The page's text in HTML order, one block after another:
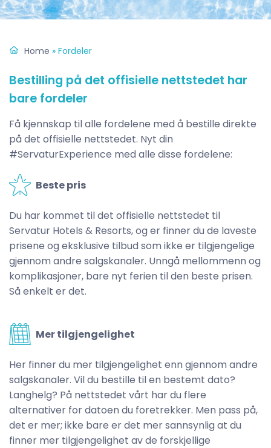
Home » Fordeler
Bestilling på det offisielle nettstedet har
bare fordeler
Få kjennskap til alle fordelene med å bestille direkte
på det offisielle nettstedet. Nyt din
#ServaturExperience med alle disse fordelene:
Beste pris
Du har kommet til det offisielle nettstedet til
Servatur Hotels & Resorts, og er finner du de laveste
prisene og eksklusive tilbud som ikke er tilgjengelige
gjennom andre salgskanaler. Unngå mellommenn og
komplikasjoner, bare nyt ferien til den beste prisen.
Så enkelt er det.
Mer tilgjengelighet
Her finner du mer tilgjengelighet enn gjennom andre
salgskanaler. Vil du bestille til en bestemt dato?
Langhelg? På nettstedet vårt har du flere
alternativer for datoen du foretrekker. Men pass på,
det er mer; ikke bare er det mer sannsynlig at du
finner mer tilgjengelighet av de forskjellige